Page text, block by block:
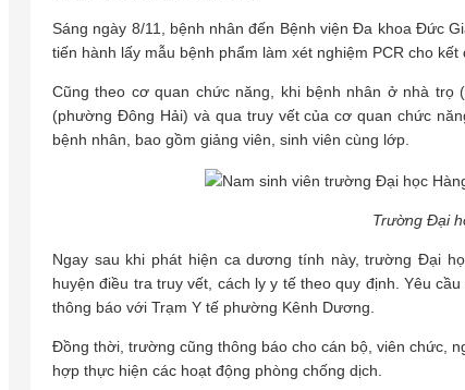
Sáng ngày 8/11, bệnh nhân đến Bệnh viện Đa khoa Đức
tiến hành lấy mẫu bệnh phẩm làm xét nghiệm PCR cho
Cũng theo cơ quan chức năng, khi bệnh nhân ở nhà
(phường Đông Hải) và qua truy vết của cơ quan chức
bệnh nhân, bao gồm giảng viên, sinh viên cùng lớp.
Trường Đại
Ngay sau khi phát hiện ca dương tính này, trường Đại
huyện điều tra truy vết, cách ly y tế theo quy định. Yêu
thông báo với Trạm Y tế phường Kênh Dương.
Đồng thời, trường cũng thông báo cho cán bộ, viên chức,
hợp thực hiện các hoạt động phòng chống dịch.